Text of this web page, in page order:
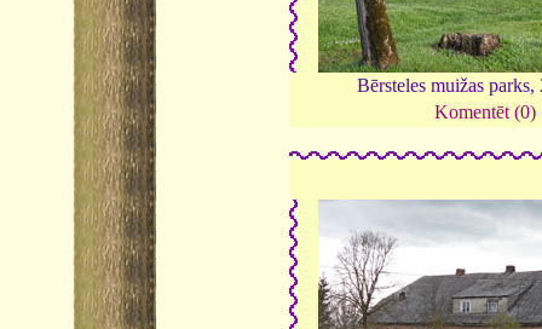
Bērsteles muižas parks,
Komentēt (0)